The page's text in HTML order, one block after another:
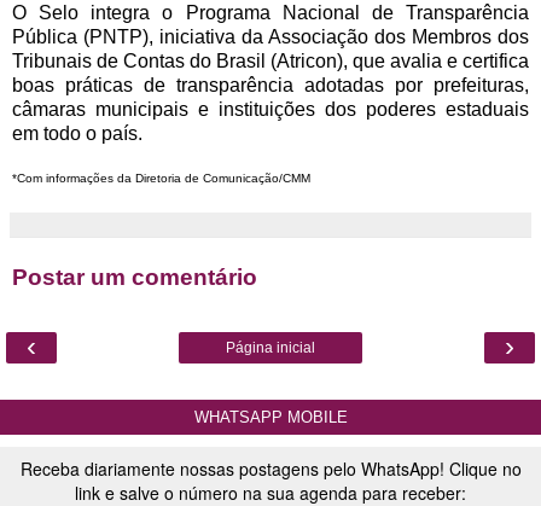
O Selo integra o Programa Nacional de Transparência
Pública (PNTP), iniciativa da Associação dos Membros dos
Tribunais de Contas do Brasil (Atricon), que avalia e certifica
boas práticas de transparência adotadas por prefeituras,
câmaras municipais e instituições dos poderes estaduais
em todo o país.
*Com informações da Diretoria de Comunicação/CMM
Postar um comentário
‹ ›
Página inicial
WHATSAPP MOBILE
Receba diariamente nossas postagens pelo WhatsApp! Clique no
link e salve o número na sua agenda para receber: